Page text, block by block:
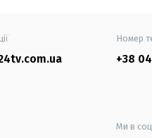
Номер
+38
Ми в